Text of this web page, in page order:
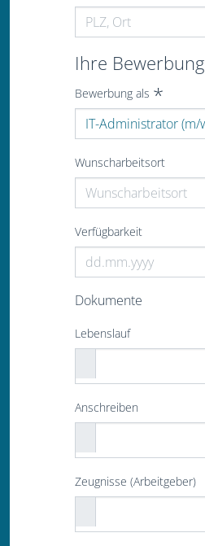
Ihre Bewerbung
Bewerbung als
Wunscharbeitsort
Verfügbarkeit
Dokumente
Lebenslauf
Anschreiben
Zeugnisse (Arbeitgeber)